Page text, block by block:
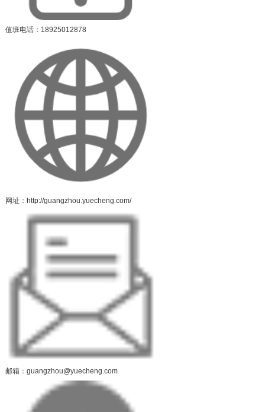
值班电话：18925012878
网址：http://guangzhou.yuecheng.com/
邮箱：guangzhou@yuecheng.com